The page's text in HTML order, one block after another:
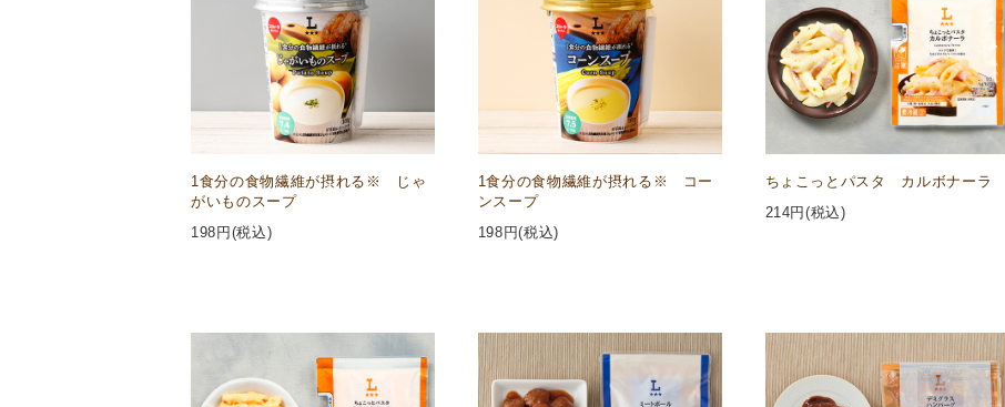
1食分の食物繊維が摂れる※ じゃ
がいものスープ
198 円(税込)
1食分の食物繊維が摂れる※ コー
ンスープ
198 円(税込)
ちょこっとパスタ カルボナーラ
214円(税込)